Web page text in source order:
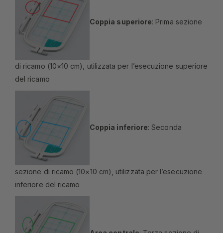
Coppia superiore: Prima sezione
di ricamo (10×10 cm), utilizzata per l’esecuzione superiore
del ricamo
Coppia inferiore: Seconda
sezione di ricamo (10×10 cm), utilizzata per l’esecuzione
inferiore del ricamo